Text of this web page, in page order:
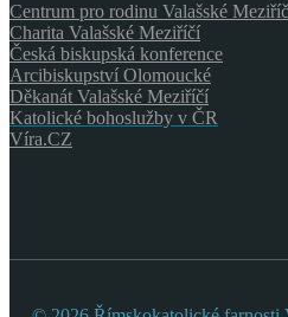
Centrum pro rodinu Valašské
Charita Valašské Meziříčí
Česká biskupská konference
Arcibiskupství Olomoucké
Děkanát Valašské Meziříčí
Katolické bohoslužby v ČR
Víra.CZ